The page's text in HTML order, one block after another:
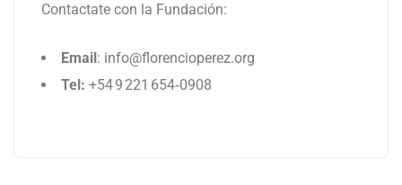
Contactate con la Fundación:
Email : info@florencioperez.org
Tel: +54 9 221 654‑0908